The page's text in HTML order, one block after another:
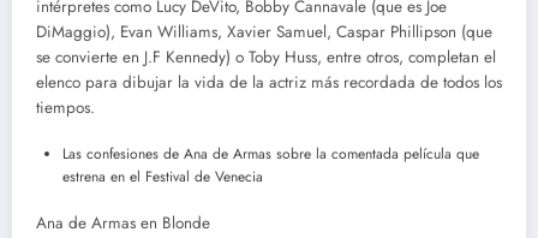
intérpretes como Lucy DeVito, Bobby Cannavale (que es Joe
DiMaggio), Evan Williams, Xavier Samuel, Caspar Phillipson (que
se convierte en J.F Kennedy) o Toby Huss, entre otros, completan el
elenco para dibujar la vida de la actriz más recordada de todos los
tiempos.
Las confesiones de Ana de Armas sobre la comentada película que
estrena en el Festival de Venecia
Ana de Armas en Blonde